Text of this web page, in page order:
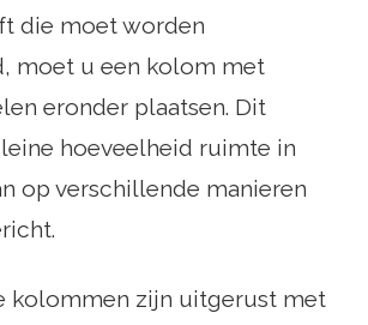
die moet worden
moet u een kolom met
eronder plaatsen. Dit
hoeveelheid ruimte in
op verschillende manieren
kolommen zijn uitgerust met